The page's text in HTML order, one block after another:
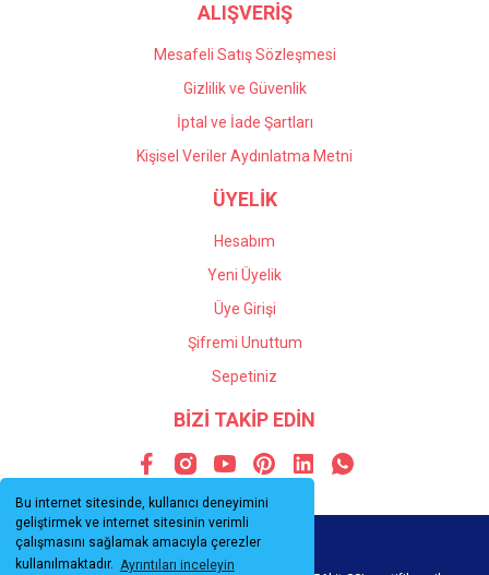
Bu internet sitesinde, kullanıcı deneyimini
geliştirmek ve internet sitesinin verimli
çalışmasını sağlamak amacıyla çerezler
kullanılmaktadır. Ayrıntıları inceleyin
ALIŞVERİŞ
Mesafeli Satış Sözleşmesi
Gizlilik ve Güvenlik
İptal ve İade Şartları
Kişisel Veriler Aydınlatma Metni
ÜYELİK
Hesabım
Yeni Üyelik
Üye Girişi
Şifremi Unuttum
Sepetiniz
BİZİ TAKİP EDİN